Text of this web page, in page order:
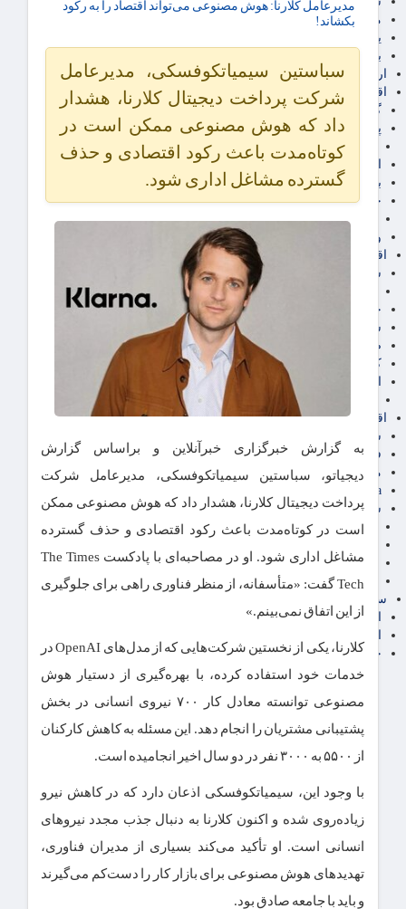
مالیات
یارانه و معیشت مردم
برق، آب و انرژی
ارز دیجیتال
اقتصاد اجتماعی
گردشگری
پزشکی، سلامت و زیبایی
ایران مدلب
بازنشستگان
حقوق و قضایی
دفتر وکیل
ورزشی
اقتصاد شهری و روستایی
شهر و مسکن و عمران
حمل و نقل
شهرک های صنعتی
صنایع غذایی
کشاورزی و دامداری
اقتصاد بین الملل
سیاسی
فارکس
مناطق آزاد تجاری
24intermedia
سایر اخبار اقتصادی
عمومی و سرگرمی
آگهی رسمی و مزایده
آکادمی آموزش اقتصادی
سایر رسانه ها
اقتصاد فارسی
خرید انواع دیزل ژنراتور
مدیرعامل کلارنا: هوش مصنوعی می‌تواند اقتصاد را به رکود
بکشاند!
سباستین سیمیاتکوفسکی، مدیرعامل
شرکت پرداخت دیجیتال کلارنا، هشدار
داد که هوش مصنوعی ممکن است در
کوتاه‌مدت باعث رکود اقتصادی و حذف
گسترده مشاغل اداری شود.
به گزارش خبرگزاری خبرآنلاین و براساس گزارش
دیجیاتو، سباستین سیمیاتکوفسکی، مدیرعامل شرکت
پرداخت دیجیتال کلارنا، هشدار داد که هوش مصنوعی ممکن
است در کوتاه‌مدت باعث رکود اقتصادی و حذف گسترده
مشاغل اداری شود. او در مصاحبه‌ای با پادکست The Times
Tech گفت: «متأسفانه، از منظر فناوری راهی برای جلوگیری
از این اتفاق نمی‌بینم.»
کلارنا، یکی از نخستین شرکت‌هایی که از مدل‌های OpenAI در
خدمات خود استفاده کرده، با بهره‌گیری از دستیار هوش
مصنوعی توانسته معادل کار ۷۰۰ نیروی انسانی در بخش
پشتیبانی مشتریان را انجام دهد. این مسئله به کاهش کارکنان
از ۵۵۰۰ به ۳۰۰۰ نفر در دو سال اخیر انجامیده است.
با وجود این، سیمیاتکوفسکی اذعان دارد که در کاهش نیرو
زیاده‌روی شده و اکنون کلارنا به دنبال جذب مجدد نیروهای
انسانی است. او تأکید می‌کند بسیاری از مدیران فناوری،
تهدیدهای هوش مصنوعی برای بازار کار را دست‌کم می‌گیرند
و باید با جامعه صادق بود.